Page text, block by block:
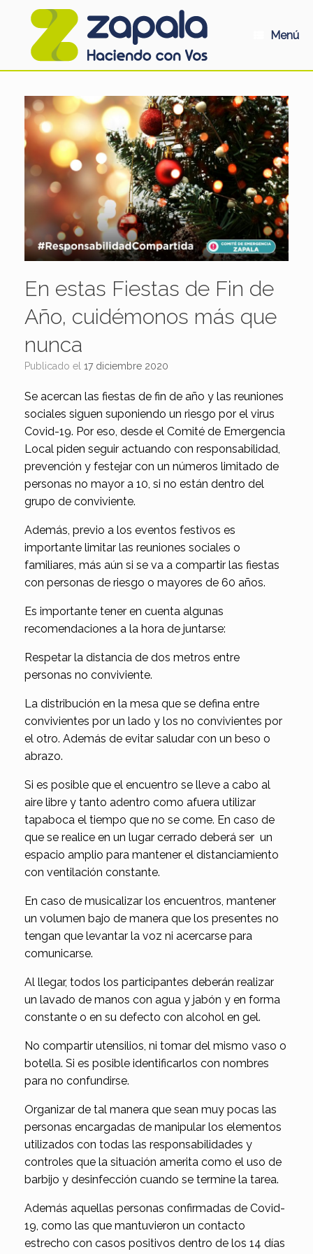
Menú
En estas Fiestas de Fin de
Año, cuidémonos más que
nunca
Publicado el 17 diciembre 2020
Se acercan las fiestas de fin de año y las reuniones
sociales siguen suponiendo un riesgo por el virus
Covid-19. Por eso, desde el Comité de Emergencia
Local piden seguir actuando con responsabilidad,
prevención y festejar con un números limitado de
personas no mayor a 10, si no están dentro del
grupo de conviviente.
Además, previo a los eventos festivos es
importante limitar las reuniones sociales o
familiares, más aún si se va a compartir las fiestas
con personas de riesgo o mayores de 60 años.
Es importante tener en cuenta algunas
recomendaciones a la hora de juntarse:
Respetar la distancia de dos metros entre
personas no conviviente.
La distribución en la mesa que se defina entre
convivientes por un lado y los no convivientes por
el otro. Además de evitar saludar con un beso o
abrazo.
Si es posible que el encuentro se lleve a cabo al
aire libre y tanto adentro como afuera utilizar
tapaboca el tiempo que no se come. En caso de
que se realice en un lugar cerrado deberá ser un
espacio amplio para mantener el distanciamiento
con ventilación constante.
En caso de musicalizar los encuentros, mantener
un volumen bajo de manera que los presentes no
tengan que levantar la voz ni acercarse para
comunicarse.
Al llegar, todos los participantes deberán realizar
un lavado de manos con agua y jabón y en forma
constante o en su defecto con alcohol en gel.
No compartir utensilios, ni tomar del mismo vaso o
botella. Si es posible identificarlos con nombres
para no confundirse.
Organizar de tal manera que sean muy pocas las
personas encargadas de manipular los elementos
utilizados con todas las responsabilidades y
controles que la situación amerita como el uso de
barbijo y desinfección cuando se termine la tarea.
Además aquellas personas confirmadas de Covid-
19, como las que mantuvieron un contacto
estrecho con casos positivos dentro de los 14 días